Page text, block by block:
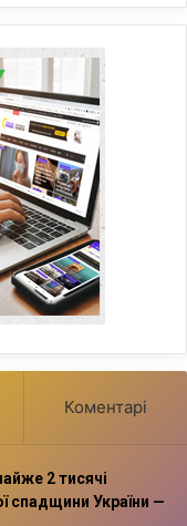
Коментарі
2 тисячі
спадщини України —